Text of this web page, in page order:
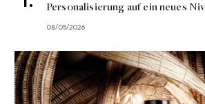
Personalisierung auf ein neues
08/05/2026